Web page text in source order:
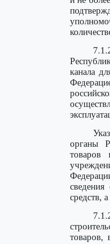
канала
органы
товаров
средств,
товаров,